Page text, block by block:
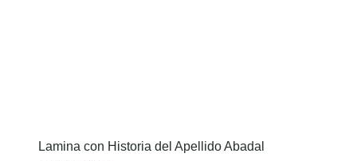
Lamina con Historia del Apellido Abadal